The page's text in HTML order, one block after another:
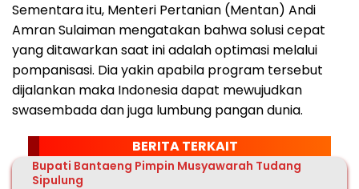
Sementara itu, Menteri Pertanian (Mentan) Andi
Amran Sulaiman mengatakan bahwa solusi cepat
yang ditawarkan saat ini adalah optimasi melalui
pompanisasi. Dia yakin apabila program tersebut
dijalankan maka Indonesia dapat mewujudkan
swasembada dan juga lumbung pangan dunia.
BERITA TERKAIT
Bupati Bantaeng Pimpin Musyawarah Tudang
Sipulung